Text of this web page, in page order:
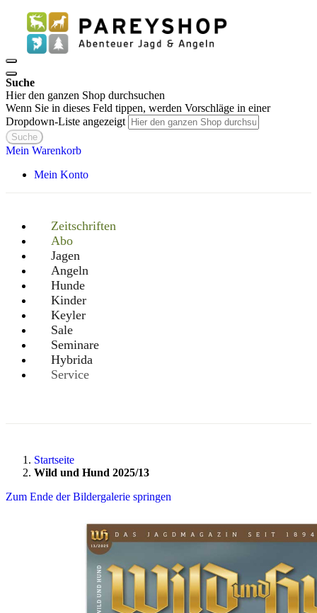
Suche
Hier den ganzen Shop durchsuchen
Wenn Sie in dieses Feld tippen, werden Vorschläge in einer
Dropdown-Liste angezeigt
Suche
Mein Warenkorb
Mein Konto
Zeitschriften
Abo
Jagen
Angeln
Hunde
Kinder
Keyler
Sale
Seminare
Hybrida
Service
Startseite
Wild und Hund 2025/13
Zum Ende der Bildergalerie springen